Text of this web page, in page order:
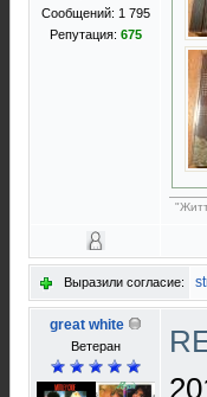
Сообщений: 1 795
Репутация: 675
Выразили согласие:
great white
Ветеран